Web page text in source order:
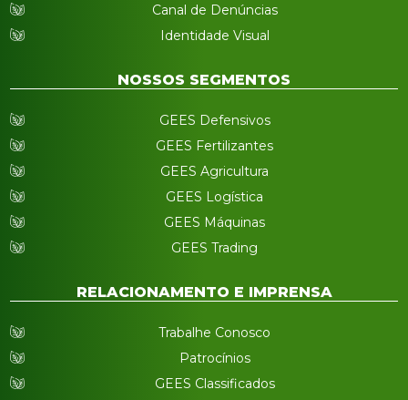
Canal de Denúncias
Identidade Visual
NOSSOS SEGMENTOS
GEES Defensivos
GEES Fertilizantes
GEES Agricultura
GEES Logística
GEES Máquinas
GEES Trading
RELACIONAMENTO E IMPRENSA
Trabalhe Conosco
Patrocínios
GEES Classificados